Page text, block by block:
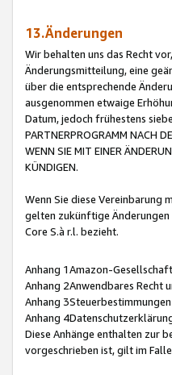
13.Änderungen
Wir behalten uns das Recht
Änderungsmitteilung, eine
über die entsprechende
ausgenommen etwaige
Datum, jedoch frühestens
PARTNERPROGRAMM NACH
WENN SIE MIT EINER
KÜNDIGEN.
Wenn Sie diese Vereinbarung
gelten zukünftige Änderungen
Core S.à r.l. bezieht.
Anhang 1Amazon-
Anhang 2Anwendbares
Anhang
Anhang
Diese Anhänge enthalten zur
vorgeschrieben ist, gilt im